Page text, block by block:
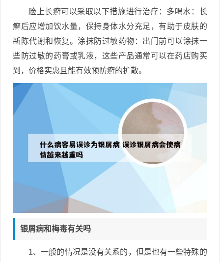
脸上长癣可以采取以下措施进行治疗：多喝水：长
癣后应增加饮水量，保持身体水分充足，有助于皮肤的
新陈代谢和恢复。涂抹防过敏药物：出门前可以涂抹一
些防过敏的药膏或乳液，这些产品通常可以在药店购买
到，价格实惠且能有效预防癣的扩散。
银屑病和梅毒有关吗
1、一般的情况是没有关系的，但是也有一些特殊的